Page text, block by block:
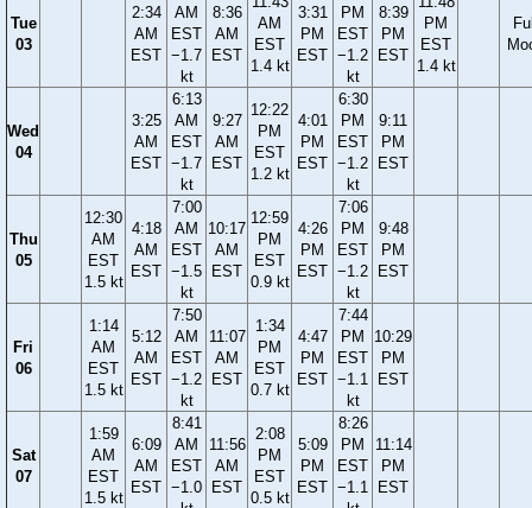
Tue
03
2:34
AM
EST
AM
EST
−1.7
kt
8:36
AM
EST
AM
EST
1.4 kt
3:31
PM
EST
PM
EST
−1.2
kt
8:39
PM
EST
PM
EST
1.4 kt
Wed
04
3:25
AM
EST
6:13
AM
EST
−1.7
kt
9:27
AM
EST
12:22
PM
EST
1.2 kt
4:01
PM
EST
6:30
PM
EST
−1.2
kt
9:11
PM
EST
Thu
05
12:30
AM
EST
1.5 kt
4:18
AM
EST
7:00
AM
EST
−1.5
kt
10:17
AM
EST
12:59
PM
EST
0.9 kt
4:26
PM
EST
7:06
PM
EST
−1.2
kt
9:48
PM
EST
Fri
06
1:14
AM
EST
1.5 kt
5:12
AM
EST
7:50
AM
EST
−1.2
kt
11:07
AM
EST
1:34
PM
EST
0.7 kt
4:47
PM
EST
7:44
PM
EST
−1.1
kt
10:29
PM
EST
Sat
07
1:59
AM
EST
1.5 kt
6:09
AM
EST
8:41
AM
EST
−1.0
11:56
AM
EST
2:08
PM
EST
0.5 kt
5:09
PM
EST
8:26
PM
EST
−1.1
11:14
PM
EST